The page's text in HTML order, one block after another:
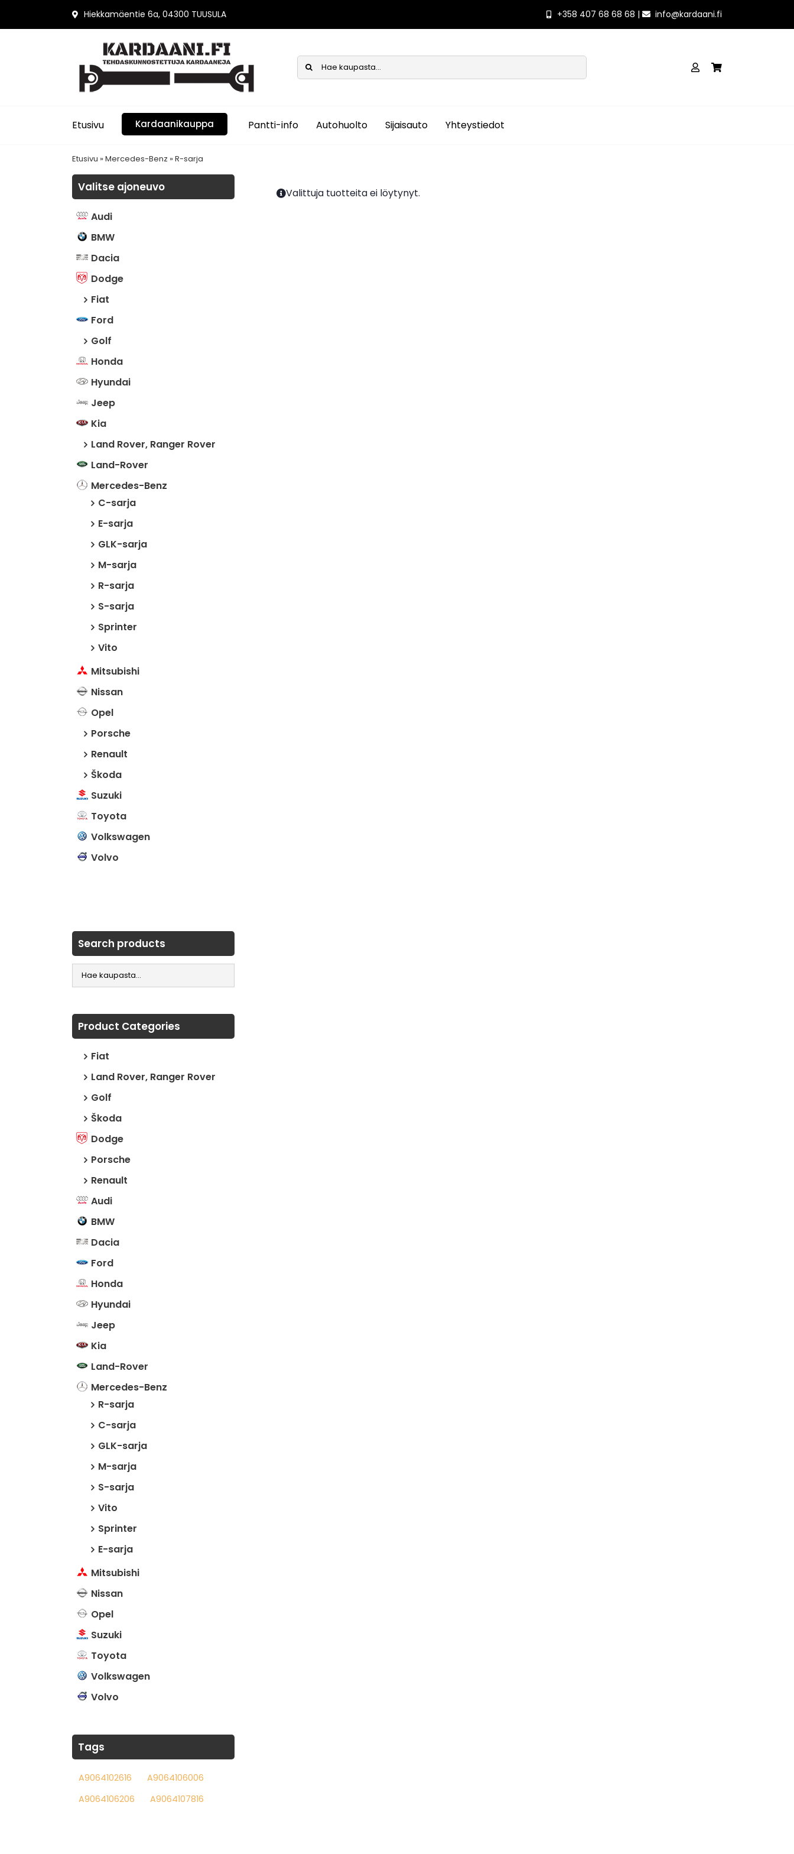
Hiekkamäentie 6a, 04300 TUUSULA +358 407 68 68 68 | info@kardaani.fi
Etusivu Kardaanikauppa Pantti-info Autohuolto Sijaisauto Yhteystiedot
Etusivu »Mercedes-Benz »R-sarja
Valittuja tuotteita ei löytynyt.
Valitse ajoneuvo
Audi
BMW
Dacia
Dodge
Fiat
Ford
Golf
Honda
Hyundai
Jeep
Kia
Land Rover, Ranger Rover
Land-Rover
Mercedes-Benz
C-sarja
E-sarja
GLK-sarja
M-sarja
R-sarja
S-sarja
Sprinter
Vito
Mitsubishi
Nissan
Opel
Porsche
Renault
Škoda
Suzuki
Toyota
Volkswagen
Volvo
Search products
Product Categories
Fiat
Land Rover, Ranger Rover
Golf
Škoda
Dodge
Porsche
Renault
Audi
BMW
Dacia
Ford
Honda
Hyundai
Jeep
Kia
Land-Rover
Mercedes-Benz
R-sarja
C-sarja
GLK-sarja
M-sarja
S-sarja
Vito
Sprinter
E-sarja
Mitsubishi
Nissan
Opel
Suzuki
Toyota
Volkswagen
Volvo
Tags
A9064102616
A9064106006
A9064106206
A9064107816